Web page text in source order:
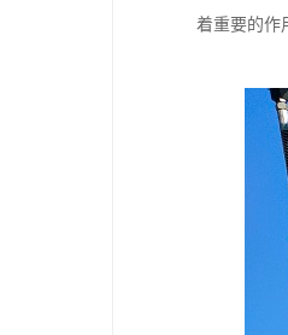
着重要的作